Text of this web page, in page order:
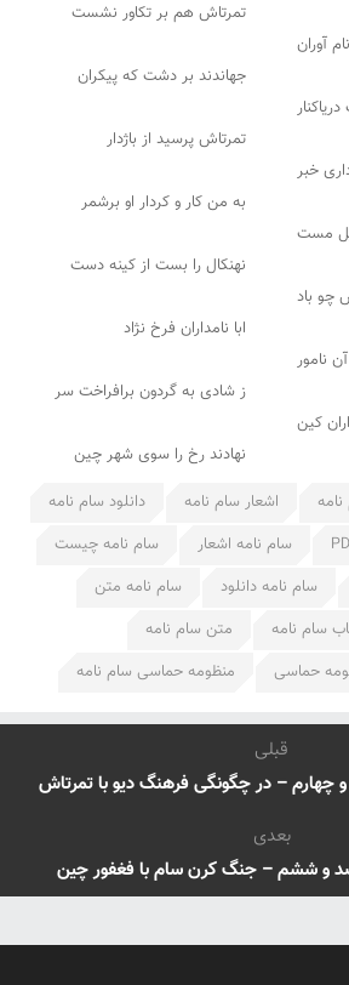
تمرتاش هم بر تکاور نشست
آوران
جهاندند بر دشت که پیکران
تمرتاش پرسید از باژدار
خبر
به من کار و کردار او برشمر
مست
نهنکال را بست از کینه دست
چو باد
ابا نامداران فرخ نژاد
نامور
ز شادی به گردون برافراخت سر
کین
نهادند رخ را سوی شهر چین
اشعار سام نامه
دانلود سام نامه
سام نامه اشعار
سام نامه چیست
سام نامه دانلود
سام نامه متن
سام نامه
متن سام نامه
حماسی منظومه حماسی سام نامه
قبلی
– در چگونگی فرهنگ دیو با تمرتاش
بعدی
و ششم – جنگ کرن سام با فغفور چین